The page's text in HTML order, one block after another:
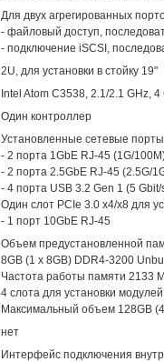
Для двух агрегированных
- файловый доступ,
- подключение iSCSI,
2U, для установки в стойку 19"
Intel Atom C3538, 2.1/2.1 GHz,
Один контроллер
Установленные сетевые
- 2 порта 1GbE RJ-45 (1G/
- 2 порта 2.5GbE RJ-45 (2.5G/
- 4 порта USB 3.2 Gen 1 (5
Один слот PCIe 3.0 x4/x8 для
- 1 порт 10GbE RJ-45
Объем предустановленной
8GB (1 x 8GB) DDR4-3200
Частота работы памяти 2133
4 слота для установки
Максимальный объем 128GB
нет
Интерфейс подключения